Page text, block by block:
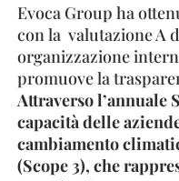
Evoca Group ha
con la valutazione A
organizzazione
promuove la
Attraverso l’annuale
capacità delle
cambiamento
(Scope 3), che